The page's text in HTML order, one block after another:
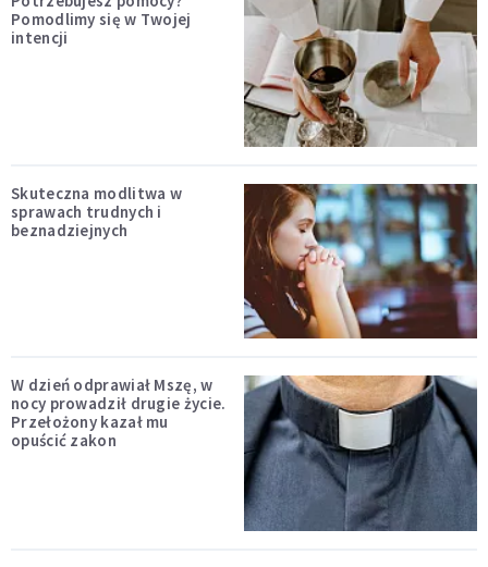
Pomodlimy się w Twojej
intencji
Skuteczna modlitwa w
sprawach trudnych i
beznadziejnych
W dzień odprawiał Mszę, w
nocy prowadził drugie życie.
Przełożony kazał mu
opuścić zakon